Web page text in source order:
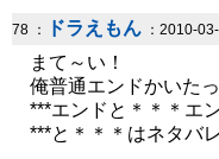
78 ： ドラえもん ：2010-
まて～い！
俺普通エンドかいた
***エンドと＊＊＊エ
***と＊＊＊はネタバレ